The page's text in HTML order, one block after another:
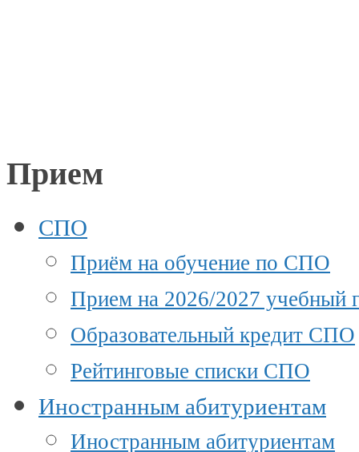
Прием
СПО
Приём на обучение по СПО
Прием на 2026/2027 учебный
Образовательный кредит СПО
Рейтинговые списки СПО
Иностранным абитуриентам
Иностранным абитуриентам